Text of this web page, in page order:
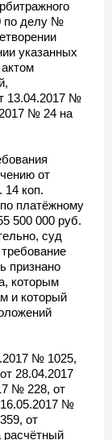
по делу №
указанных
13.04.2017 №
№ 24 на
от
коп.
платёжному
500 000 руб.
суд
признано
которым
и который
№ 1025,
28.04.2017
№ 228, от
№
от